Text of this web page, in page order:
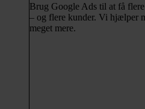
Brug Google Ads til at få
– og flere kunder. Vi hjælper
meget mere.